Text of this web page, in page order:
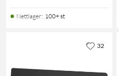
Nettlager: 100+ st
32